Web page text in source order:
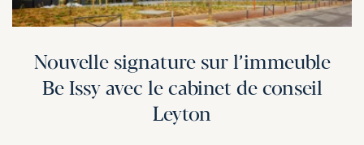
Nouvelle signature sur l’immeuble
Be Issy avec le cabinet de conseil
Leyton